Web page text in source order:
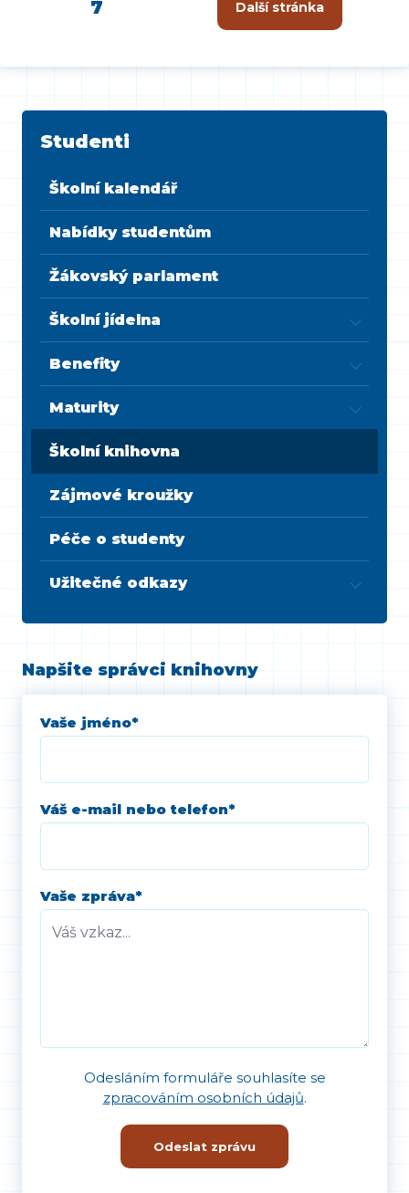
7 Další stránka
Studenti
Školní kalendář
Nabídky studentům
Žákovský parlament
Školní jídelna
Benefity
Maturity
Školní knihovna
Zájmové kroužky
Péče o studenty
Užitečné odkazy
Napšite správci knihovny
Vaše jméno*
Váš e-mail nebo telefon*
Vaše zpráva*
Odesláním formuláře souhlasíte se
zpracováním osobních údajů.
Odeslat zprávu